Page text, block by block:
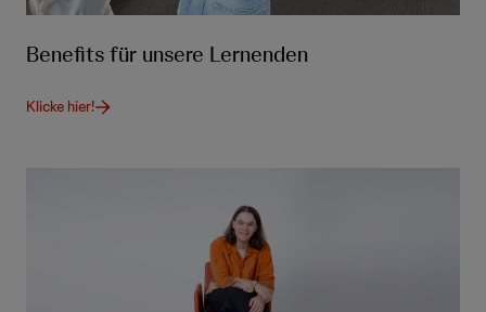
Benefits für unsere Lernenden
Klicke hier!